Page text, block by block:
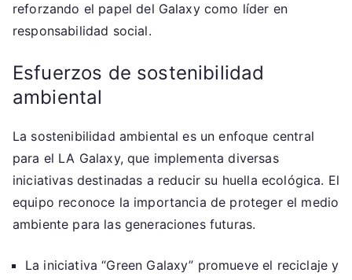
reforzando el papel del Galaxy como líder en
responsabilidad social.
Esfuerzos de sostenibilidad
ambiental
La sostenibilidad ambiental es un enfoque central
para el LA Galaxy, que implementa diversas
iniciativas destinadas a reducir su huella ecológica. El
equipo reconoce la importancia de proteger el medio
ambiente para las generaciones futuras.
La iniciativa “Green Galaxy” promueve el reciclaje y